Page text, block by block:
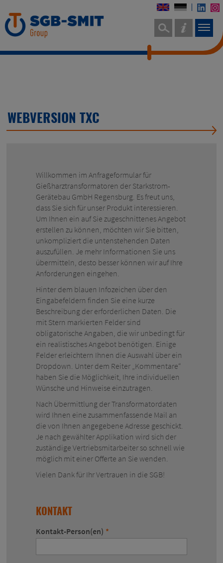
WEBVERSION TXC
Willkommen im Anfrageformular für
Gießharztransformatoren der Starkstrom-
Gerätebau GmbH Regensburg. Es freut uns,
dass Sie sich für unser Produkt interessieren.
Um Ihnen ein auf Sie zugeschnittenes Angebot
erstellen zu können, möchten wir Sie bitten,
unkompliziert die untenstehenden Daten
auszufüllen. Je mehr Informationen Sie uns
übermitteln, desto besser können wir auf Ihre
Anforderungen eingehen.
Hinter dem blauen Infozeichen über den
Eingabefeldern finden Sie eine kurze
Beschreibung der erforderlichen Daten. Die
mit Stern markierten Felder sind
obligatorische Angaben, die wir unbedingt für
ein realistisches Angebot benötigen. Einige
Felder erleichtern Ihnen die Auswahl über ein
Dropdown. Unter dem Reiter „Kommentare“
haben Sie die Möglichkeit, Ihre individuellen
Wünsche und Hinweise einzutragen.
Nach Übermittlung der Transformatordaten
wird Ihnen eine zusammenfassende Mail an
die von Ihnen angegebene Adresse geschickt.
Je nach gewählter Applikation wird sich der
zuständige Vertriebsmitarbeiter so schnell wie
möglich mit einer Offerte an Sie wenden.
Vielen Dank für Ihr Vertrauen in die SGB!
KONTAKT
Kontakt-Person(en) *